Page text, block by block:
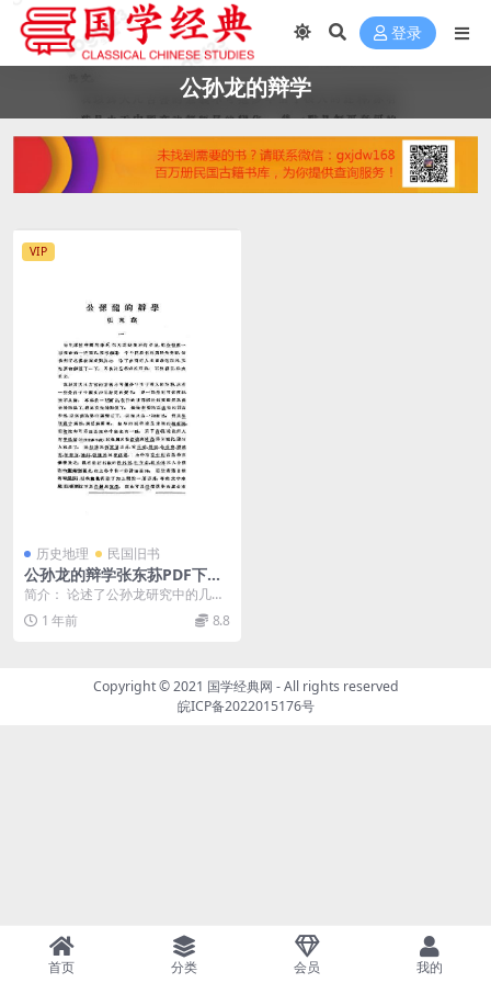
登录
公孙龙的辩学
VIP
历史地理 民国旧书
公孙龙的辩学张东荪PDF下载,
公孙龙研究著作,燕京学报抽印
简介： 论述了公孙龙研究中的几个
问题：一、关于公孙龙子有无中心
思想问题，作者认为...
1 年前 8.8
Copyright © 2021 国学经典网 - All rights reserved
皖ICP备2022015176号
首页 分类 会员 我的